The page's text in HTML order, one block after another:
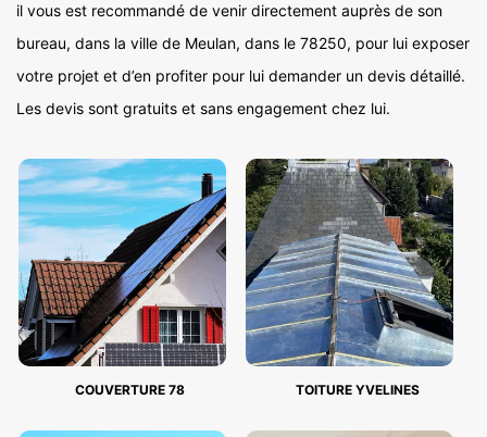
il vous est recommandé de venir directement auprès de son
bureau, dans la ville de Meulan, dans le 78250, pour lui exposer
votre projet et d’en profiter pour lui demander un devis détaillé.
Les devis sont gratuits et sans engagement chez lui.
COUVERTURE 78 TOITURE YVELINES